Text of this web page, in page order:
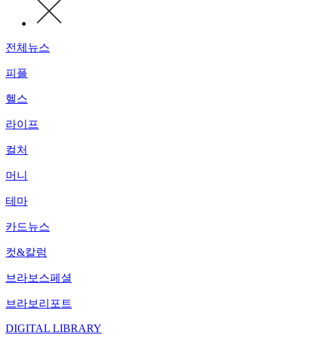
전체뉴스
피플
헬스
라이프
컬처
머니
테마
카드뉴스
컷&칼럼
브라보스페셜
브라보리포트
DIGITAL LIBRARY